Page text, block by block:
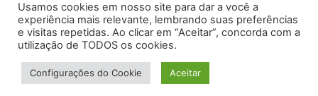
SIGA-NOS
Usamos cookies em nosso site para dar a você a
experiência mais relevante, lembrando suas preferências
e visitas repetidas. Ao clicar em “Aceitar”, concorda com a
utilização de TODOS os cookies.
Configurações do Cookie Aceitar